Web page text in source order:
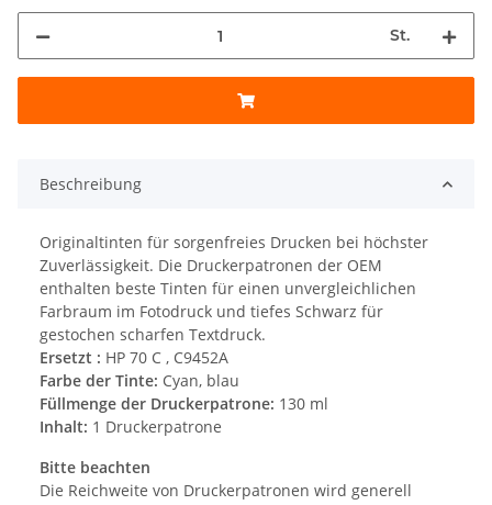
St.
Beschreibung
Originaltinten für sorgenfreies Drucken bei höchster
Zuverlässigkeit. Die Druckerpatronen der OEM
enthalten beste Tinten für einen unvergleichlichen
Farbraum im Fotodruck und tiefes Schwarz für
gestochen scharfen Textdruck.
Ersetzt : HP 70 C , C9452A
Farbe der Tinte: Cyan, blau
Füllmenge der Druckerpatrone: 130 ml
Inhalt: 1 Druckerpatrone
Bitte beachten
Die Reichweite von Druckerpatronen wird generell